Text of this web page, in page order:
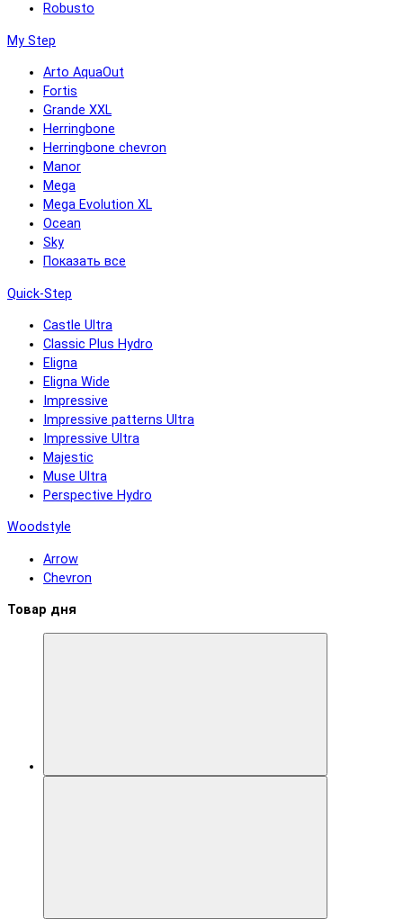
Robusto
My Step
Arto AquaOut
Fortis
Grande XXL
Herringbone
Herringbone chevron
Manor
Mega
Mega Evolution XL
Ocean
Sky
Показать все
Quick-Step
Castle Ultra
Classic Plus Hydro
Eligna
Eligna Wide
Impressive
Impressive patterns Ultra
Impressive Ultra
Majestic
Muse Ultra
Perspective Hydro
Woodstyle
Arrow
Chevron
Товар дня